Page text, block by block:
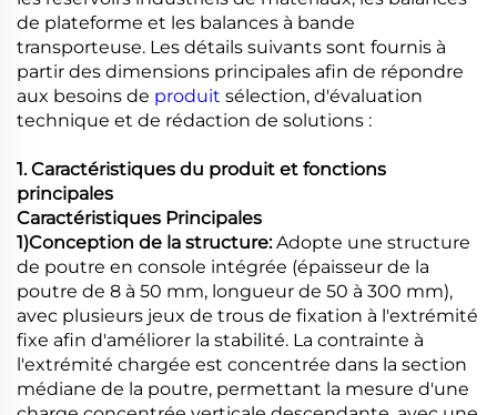
de plateforme et les balances à bande
transporteuse. Les détails suivants sont fournis à
partir des dimensions principales afin de répondre
aux besoins de produit sélection, d'évaluation
technique et de rédaction de solutions :
1. Caractéristiques du produit et fonctions
principales
Caractéristiques Principales
1)Conception de la structure:Adopte une structure
de poutre en console intégrée (épaisseur de la
poutre de 8 à 50 mm, longueur de 50 à 300 mm),
avec plusieurs jeux de trous de fixation à l'extrémité
fixe afin d'améliorer la stabilité. La contrainte à
l'extrémité chargée est concentrée dans la section
médiane de la poutre, permettant la mesure d'une